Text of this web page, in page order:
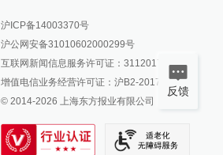
澎湃新闻公众号
澎湃新闻抖音号
派生万物开放平台
IP SHANGHAI
SIXTH TONE
报料邮箱: news@thepaper.cn
沪ICP备14003370号
沪公网安备31010602000299号
互联网新闻信息服务许可证：31120170006
增值电信业务经营许可证：沪B2-2017116
© 2014-2026 上海东方报业有限公司
反馈